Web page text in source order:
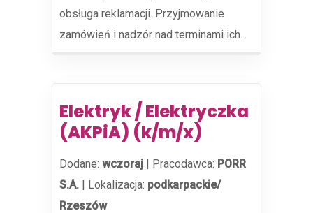
obsługa reklamacji. Przyjmowanie
zamówień i nadzór nad terminami ich...
Elektryk / Elektryczka
(AKPiA) (k/m/x)
Dodane: wczoraj | Pracodawca: PORR
S.A. | Lokalizacja: podkarpackie/
Rzeszów